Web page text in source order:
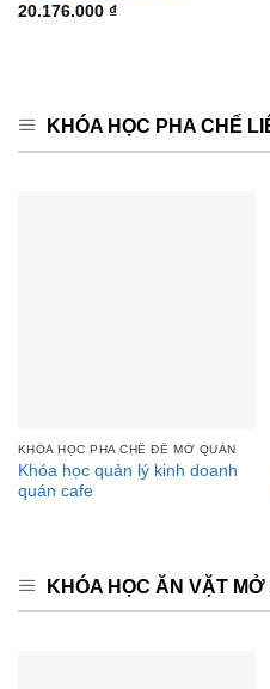
20.176.000 ₫
KHÓA HỌC PHA CHẾ
KHÓA HỌC PHA CHẾ ĐỂ MỞ QUÁN
Khóa học quản lý kinh doanh
quán cafe
KHÓA HỌC ĂN VẶT MỞ